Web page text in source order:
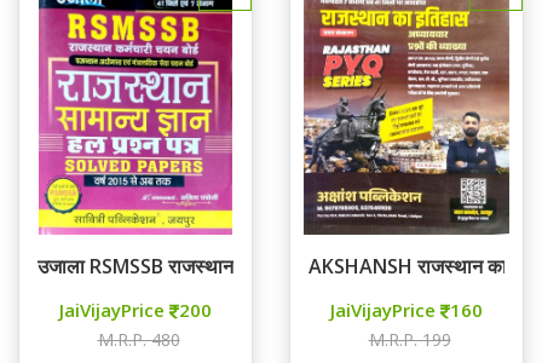
उजाला RSMSSB राजस्थान सामान्य ज्ञान हल प्रश्न पत्र
JaiVijayPrice 200
M.R.P. 480
AKSHANSH राजस्थान का
JaiVijayPrice 160
M.R.P. 199